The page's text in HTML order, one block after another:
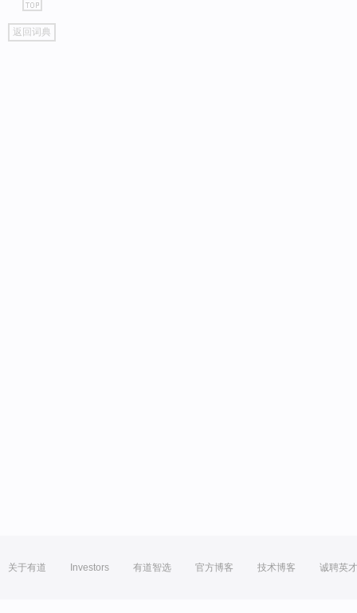
go
top
返回词典
关于有道 Investors 有道智选 官方博客 技术博客 诚聘英才